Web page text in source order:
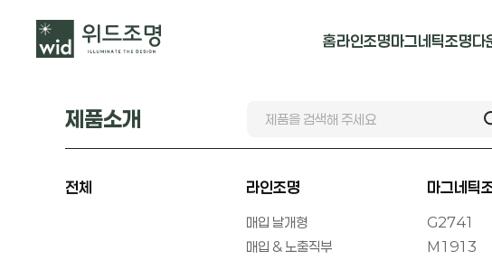
홈라인조명
매입 & 노출직부
펜던트
마그네틱조명
M2824R
다
제품소개
전체 라인조명
매입 날개형
매입 & 노출직부
마그네틱
G2741
M1913